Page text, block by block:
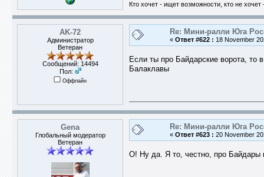
Кто хочет - ищет возможности, кто не
AK-72
Администратор
Ветеран
Сообщений: 14494
Пол:
Оффлайн
Re: Мини-ралли Юга
« Ответ #622 : 18 November
Если ты про Байдарские ворота, то
Балаклавы
Gena
Глобальный модератор
Ветеран
Re: Мини-ралли Юга
« Ответ #623 : 20 November
О! Ну да. Я то, честно, про